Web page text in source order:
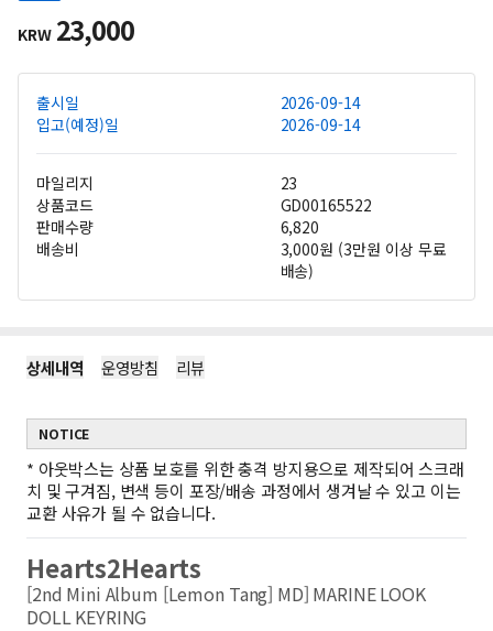
KRW 23,000
출시일
2026-09-14
입고(예정)일
2026-09-14
마일리지
23
상품코드
GD00165522
판매수량
6,820
배송비
3,000원 (3만원 이상 무료
배송)
상세내역 운영방침 리뷰
NOTICE
* 아웃박스는 상품 보호를 위한 충격 방지용으로 제작되어 스크래
치 및 구겨짐, 변색 등이 포장/배송 과정에서 생겨날 수 있고 이는
교환 사유가 될 수 없습니다.
Hearts2Hearts
[2nd Mini Album [Lemon Tang] MD] MARINE LOOK
DOLL KEYRING